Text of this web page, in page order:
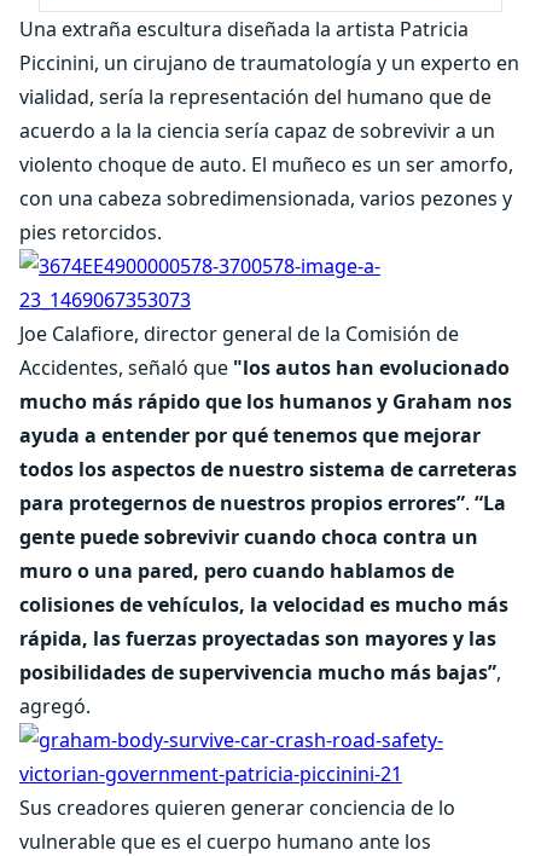
Una extraña escultura diseñada la artista Patricia
Piccinini, un cirujano de traumatología y un experto en
vialidad, sería la representación del humano que de
acuerdo a la la ciencia sería capaz de sobrevivir a un
violento choque de auto. El muñeco es un ser amorfo,
con una cabeza sobredimensionada, varios pezones y
pies retorcidos.
Joe Calafiore, director general de la Comisión de
Accidentes, señaló que "los autos han evolucionado
mucho más rápido que los humanos y Graham nos
ayuda a entender por qué tenemos que mejorar
todos los aspectos de nuestro sistema de carreteras
para protegernos de nuestros propios errores”. “La
gente puede sobrevivir cuando choca contra un
muro o una pared, pero cuando hablamos de
colisiones de vehículos, la velocidad es mucho más
rápida, las fuerzas proyectadas son mayores y las
posibilidades de supervivencia mucho más bajas”,
agregó.
Sus creadores quieren generar conciencia de lo
vulnerable que es el cuerpo humano ante los